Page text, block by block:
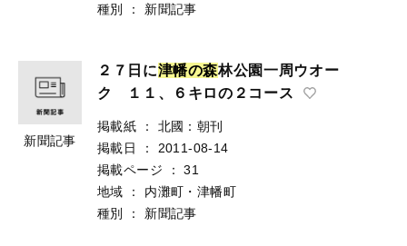
種別
： 新聞記事
新聞記事
２７日に津幡の森林公園一周ウオー
ク １１、６キロの２コース
掲載紙 ：
北國：朝刊
掲載日
：
2011-08-14
掲載ページ
：
31
地域
：
内灘町・津幡町
種別
： 新聞記事